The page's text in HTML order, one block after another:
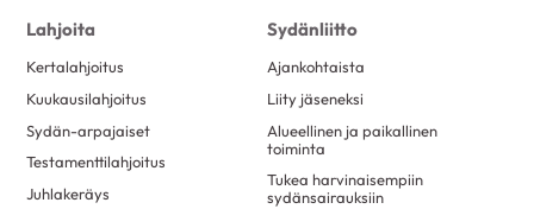
Lahjoita
Kertalahjoitus
Kuukausilahjoitus
Sydän-arpajaiset
Testamenttilahjoitus
Juhlakeräys
Sydänliitto
Ajankohtaista
Liity jäseneksi
Alueellinen ja paikallinen
toiminta
Tukea harvinaisempiin
sydänsairauksiin